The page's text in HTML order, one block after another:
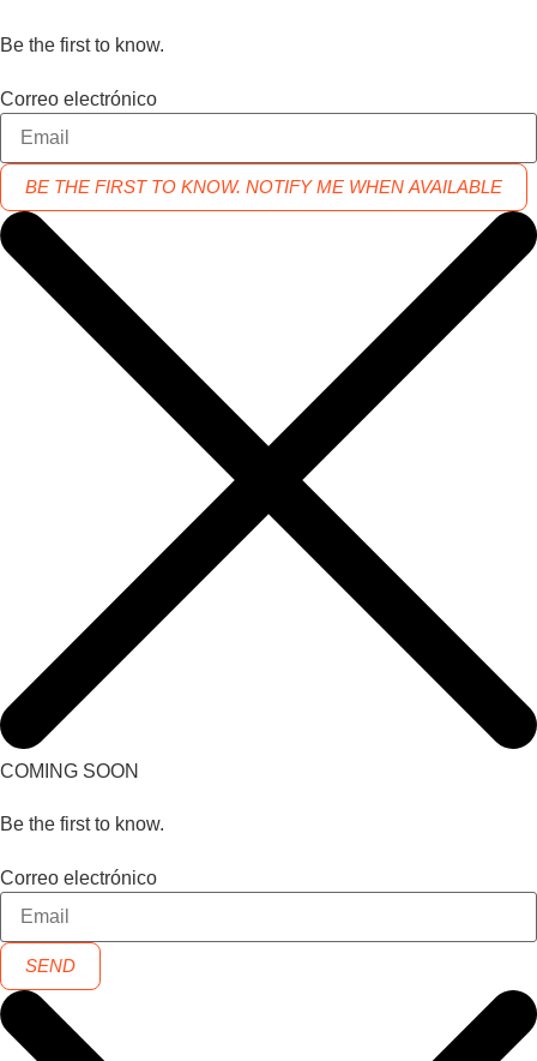
Be the first to know.
Correo electrónico
BE THE FIRST TO KNOW. NOTIFY ME WHEN AVAILABLE
COMING SOON
Be the first to know.
Correo electrónico
SEND